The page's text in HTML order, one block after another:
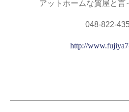
アットホームな質屋と言
048-822-
http://